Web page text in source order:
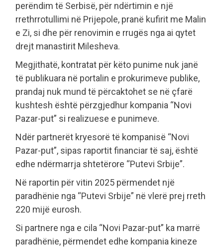
perëndim të Serbisë, për ndërtimin e një
rrethrrotullimi në Prijepole, pranë kufirit me Malin
e Zi, si dhe për renovimin e rrugës nga ai qytet
drejt manastirit Milesheva.
Megjithatë, kontratat për këto punime nuk janë
të publikuara në portalin e prokurimeve publike,
prandaj nuk mund të përcaktohet se në çfarë
kushtesh është përzgjedhur kompania “Novi
Pazar-put” si realizuese e punimeve.
Ndër partnerët kryesorë të kompanisë “Novi
Pazar-put”, sipas raportit financiar të saj, është
edhe ndërmarrja shtetërore “Putevi Srbije”.
Në raportin për vitin 2025 përmendet një
paradhënie nga “Putevi Srbije” në vlerë prej rreth
220 mijë eurosh.
Si partnere nga e cila “Novi Pazar-put” ka marrë
paradhënie, përmendet edhe kompania kineze